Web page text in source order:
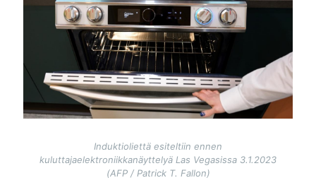
Induktioliettä esiteltiin ennen
kuluttajaelektroniikkanäyttelyä Las Vegasissa 3.1.2023
(AFP / Patrick T. Fallon)